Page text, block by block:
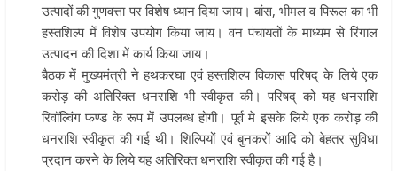
उत्पादों की गुणवत्ता पर विशेष ध्यान दिया जाय। बांस, भीमल व पिरूल का भी
हस्तशिल्प में विशेष उपयोग किया जाय। वन पंचायतों के माध्यम से रिंगाल
उत्पादन की दिशा में कार्य किया जाय।
बैठक में मुख्यमंत्री ने हथकरघा एवं हस्तशिल्प विकास परिषद् के लिये एक
करोड़ की अतिरिक्त धनराशि भी स्वीकृत की। परिषद् को यह धनराशि
रिवॉल्विंग फण्ड के रूप में उपलब्ध होगी। पूर्व मे इसके लिये एक करोड़ की
धनराशि स्वीकृत की गई थी। शिल्पियों एवं बुनकरों आदि को बेहतर सुविधा
प्रदान करने के लिये यह अतिरिक्त धनराशि स्वीकृत की गई है।